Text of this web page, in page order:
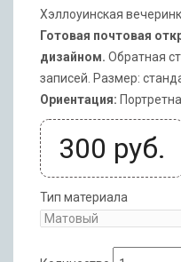
Хэллоуинская
Готовая почтовая
дизайном. Обратная
записей. Размер:
Ориентация:
300 руб.
Тип материала